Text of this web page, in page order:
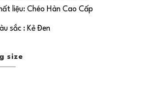
liệu: Chéo Hàn Cao Cấp
sắc : Kẻ Đen
size